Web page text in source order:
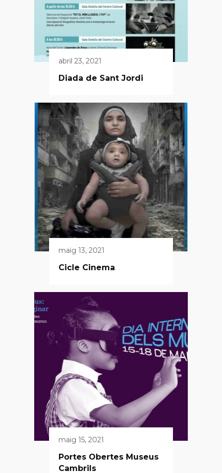
abril 23, 2021
Diada de Sant Jordi
maig 13, 2021
Cicle Cinema
maig 15, 2021
Portes Obertes Museus
Cambrils